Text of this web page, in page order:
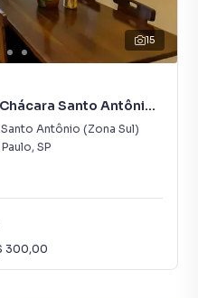
15
Santo Antônio
Antônio (Zona Sul)
, SP
300,00